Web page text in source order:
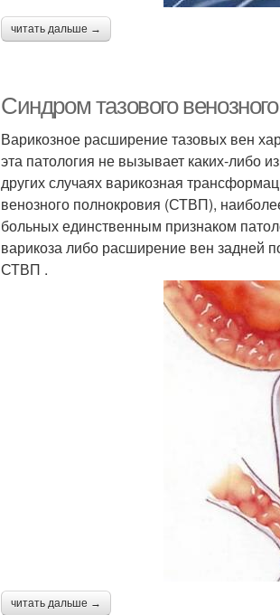
читать дальше →
Синдром тазового
Варикозное расширение тазовых вен
эта патология не вызывает каких-либо
других случаях варикозная
венозного полнокровия (СТВП),
больных единственным признаком
варикоза либо расширение вен задней
СТВП .
читать дальше →